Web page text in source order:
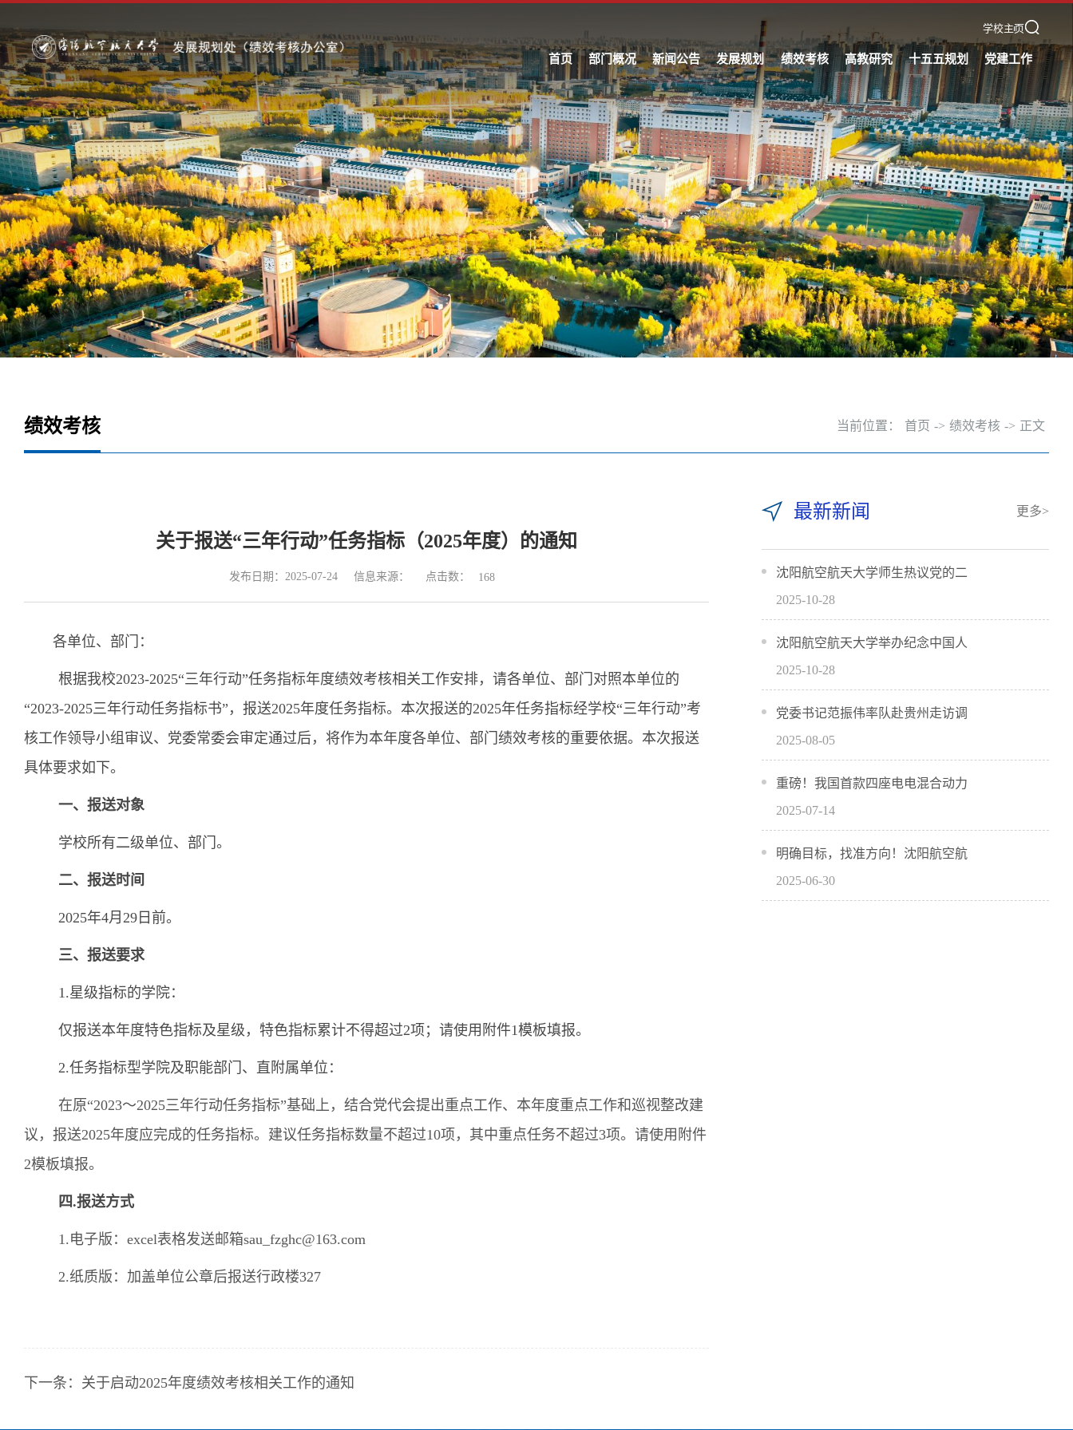
学校主页
首页 部门概况 新闻公告 发展规划 绩效考核 高教研究 十五五规划 党建工作
绩效考核 当前位置： 首页 -> 绩效考核 -> 正文
关于报送“三年行动”任务指标（2025年度）的通知
发布日期：2025-07-24 信息来源： 点击数： 168
各单位、部门：
根据我校2023-2025“三年行动”任务指标年度绩效考核相关工作安排，请各单位、部门对照本单位的
“2023-2025三年行动任务指标书”，报送2025年度任务指标。本次报送的2025年任务指标经学校“三年行动”考
核工作领导小组审议、党委常委会审定通过后，将作为本年度各单位、部门绩效考核的重要依据。本次报送
具体要求如下。
一、报送对象
学校所有二级单位、部门。
二、报送时间
2025年4月29日前。
三、报送要求
1.星级指标的学院：
仅报送本年度特色指标及星级，特色指标累计不得超过2项；请使用附件1模板填报。
2.任务指标型学院及职能部门、直附属单位：
在原“2023～2025三年行动任务指标”基础上，结合党代会提出重点工作、本年度重点工作和巡视整改建
议，报送2025年度应完成的任务指标。建议任务指标数量不超过10项，其中重点任务不超过3项。请使用附件
2模板填报。
四.报送方式
1.电子版：excel表格发送邮箱sau_fzghc@163.com
2.纸质版：加盖单位公章后报送行政楼327
下一条： 关于启动2025年度绩效考核相关工作的通知
最新新闻 更多>
沈阳航空航天大学师生热议党的二
2025-10-28
沈阳航空航天大学举办纪念中国人
2025-10-28
党委书记范振伟率队赴贵州走访调
2025-08-05
重磅！我国首款四座电电混合动力
2025-07-14
明确目标，找准方向！沈阳航空航
2025-06-30